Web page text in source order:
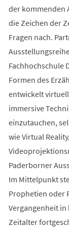
der kommenden
die Zeichen der
Fragen nach.
Fachhochschule
Formen des
entwickelt
immersive
einzutauchen,
wie Virtual
Paderborner
Im Mittelpunkt
Prophetien oder
Vergangenheit
Zeitalter